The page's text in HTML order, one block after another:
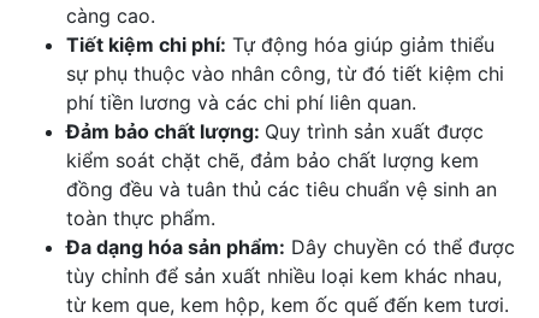
càng cao.
Tiết kiệm chi phí: Tự động hóa giúp giảm thiểu
sự phụ thuộc vào nhân công, từ đó tiết kiệm chi
phí tiền lương và các chi phí liên quan.
Đảm bảo chất lượng: Quy trình sản xuất được
kiểm soát chặt chẽ, đảm bảo chất lượng kem
đồng đều và tuân thủ các tiêu chuẩn vệ sinh an
toàn thực phẩm.
Đa dạng hóa sản phẩm: Dây chuyền có thể được
tùy chỉnh để sản xuất nhiều loại kem khác nhau,
từ kem que, kem hộp, kem ốc quế đến kem tươi.